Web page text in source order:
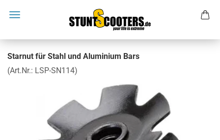
Starnut für Stahl und Aluminium Bars
(Art.Nr.: LSP-SN114)